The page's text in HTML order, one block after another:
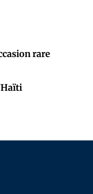
rare